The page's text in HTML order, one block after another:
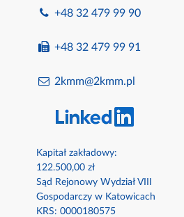
+48 32 479 99 90
+48 32 479 99 91
2kmm@2kmm.pl
Kapitał zakładowy:
122.500,00 zł
Sąd Rejonowy Wydział VIII
Gospodarczy w Katowicach
KRS: 0000180575​